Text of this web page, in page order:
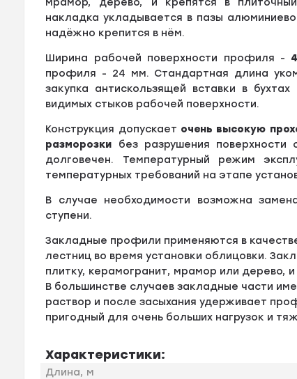
накладка укладывается в пазы
надёжно крепится в нём.
Ширина рабочей поверхности профиля -
профиля - 24 мм. Стандартная длина
закупка антискользящей вставки в бухтах
видимых стыков рабочей поверхности.
Конструкция допускает очень высокую
разморозки без разрушения поверхности
долговечен. Температурный режим
температурных требований на этапе
В случае необходимости возможна
ступени.
Закладные профили применяются в
лестниц во время установки облицовки.
плитку, керамогранит, мрамор или дерево,
В большинстве случаев закладные части
раствор и после засыхания удерживает
пригодный для очень больших нагрузок и
Характеристики:
Длина, м